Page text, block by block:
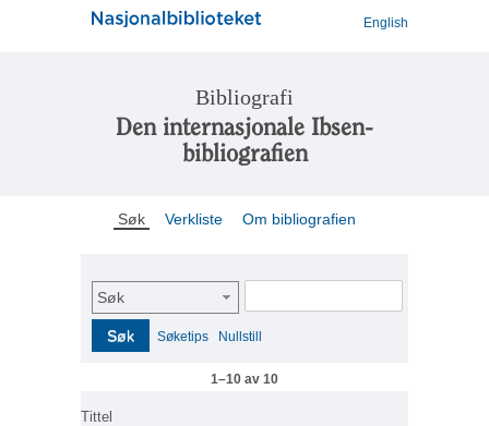
English
Bibliografi
Den internasjonale Ibsen-
bibliografien
Søk Verkliste Om bibliografien
Søk
Søk Søketips Nullstill
1–10 av 10
Tittel